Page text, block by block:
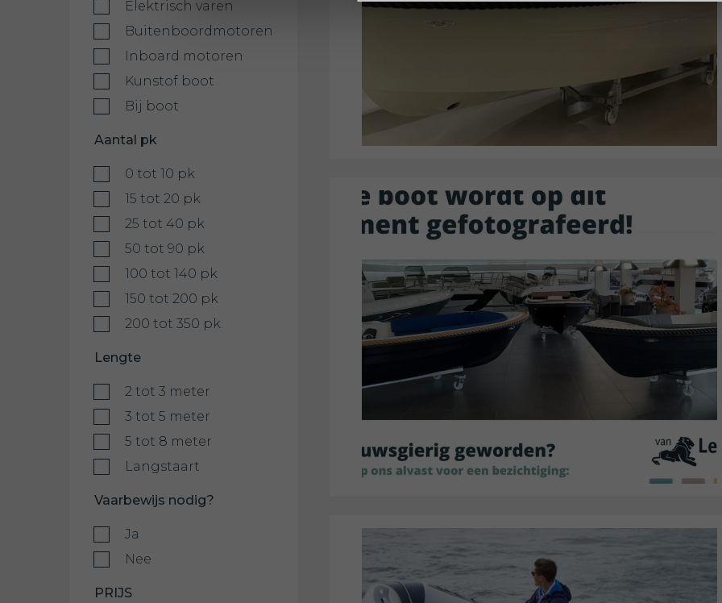
Elektrisch varen
Buitenboordmotoren
Inboard motoren
Kunstof boot
Bij boot
Aantal pk
0 tot 10 pk
15 tot 20 pk
25 tot 40 pk
50 tot 90 pk
100 tot 140 pk
150 tot 200 pk
200 tot 350 pk
Lengte
2 tot 3 meter
3 tot 5 meter
5 tot 8 meter
Langstaart
Vaarbewijs nodig?
Ja
Nee
PRIJS